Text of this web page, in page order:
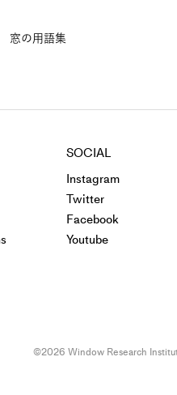
窓の用語集
SOCIAL
Instagram
Twitter
Facebook
Youtube
©2026 Window Research